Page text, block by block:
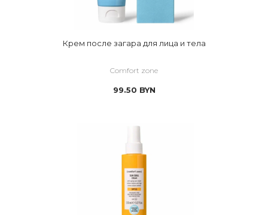
Крем после загара для лица и тела
Comfort zone
99.50 BYN